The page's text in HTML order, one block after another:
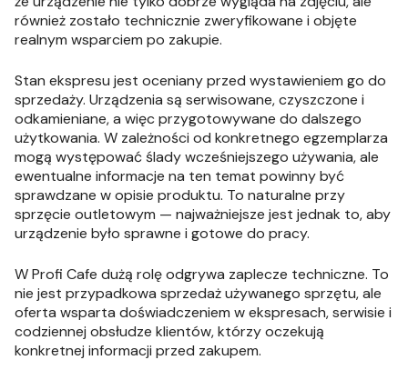
również zostało technicznie zweryfikowane i objęte
realnym wsparciem po zakupie.
Stan ekspresu jest oceniany przed wystawieniem go do
sprzedaży. Urządzenia są serwisowane, czyszczone i
odkamieniane, a więc przygotowywane do dalszego
użytkowania. W zależności od konkretnego egzemplarza
mogą występować ślady wcześniejszego używania, ale
ewentualne informacje na ten temat powinny być
sprawdzane w opisie produktu. To naturalne przy
sprzęcie outletowym — najważniejsze jest jednak to, aby
urządzenie było sprawne i gotowe do pracy.
W Profi Cafe dużą rolę odgrywa zaplecze techniczne. To
nie jest przypadkowa sprzedaż używanego sprzętu, ale
oferta wsparta doświadczeniem w ekspresach, serwisie i
codziennej obsłudze klientów, którzy oczekują
konkretnej informacji przed zakupem.